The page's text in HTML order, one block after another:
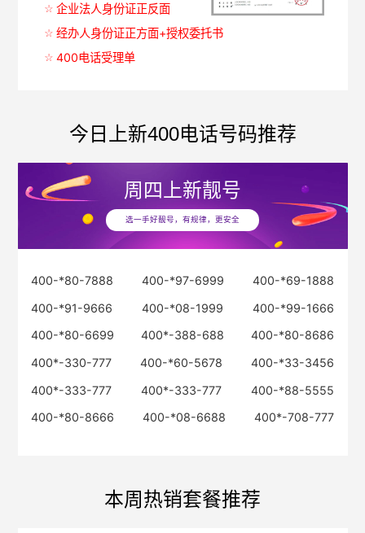
企业法人身份证正反面
经办人身份证正方面+授权委托书
400电话受理单
今日上新400电话号码推荐
周四上新靓号
选一手好靓号，有规律，更安全
400-*80-7888 400-*97-6999
400-*69-1888
400-*91-9666
400-*08-1999
400-*99-1666
400-*80-6699
400*-388-688
400-*80-8686
400*-330-777
400-*60-5678
400-*33-3456
400*-333-777
400*-333-777
400-*88-5555
400-*80-8666
400-*08-6688 400*-708-777
本周热销套餐推荐